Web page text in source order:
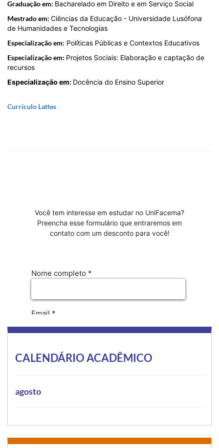
Graduação em: Bacharelado em Direito e em Serviço Social
Mestrado em: Ciências da Educação - Universidade Lusófona
de Humanidades e Tecnologias
Especialização em: Políticas Públicas e Contextos Educativos
Especialização em: Projetos Sociais: Elaboração e captação de
recursos
Especialização em: Docência do Ensino Superior
Currículo Lattes
CALENDÁRIO ACADÊMICO
agosto